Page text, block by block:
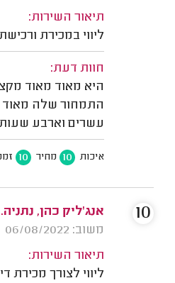
תיאור השירות:
ליווי במכירת
חוות דעת:
היא מאוד מאוד
התמחור שלה מאוד
עשרים וארבע
איכות 10 מחיר 10
אנג'ליק כהן, נתניה.
משוב: 06/08/2022
תיאור השירות:
ליווי לצורך מכירת
10